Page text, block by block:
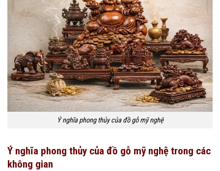
Ý nghĩa phong thủy của đồ gỗ mỹ nghệ
Ý nghĩa phong thủy của đồ gỗ mỹ nghệ trong các
không gian